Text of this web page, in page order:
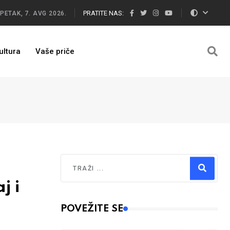
PETAK, 7. AVG 2026. PRATITE NAS:
Vaše priče
i
Type 2 or more characters for results.
POVEŽITE SE